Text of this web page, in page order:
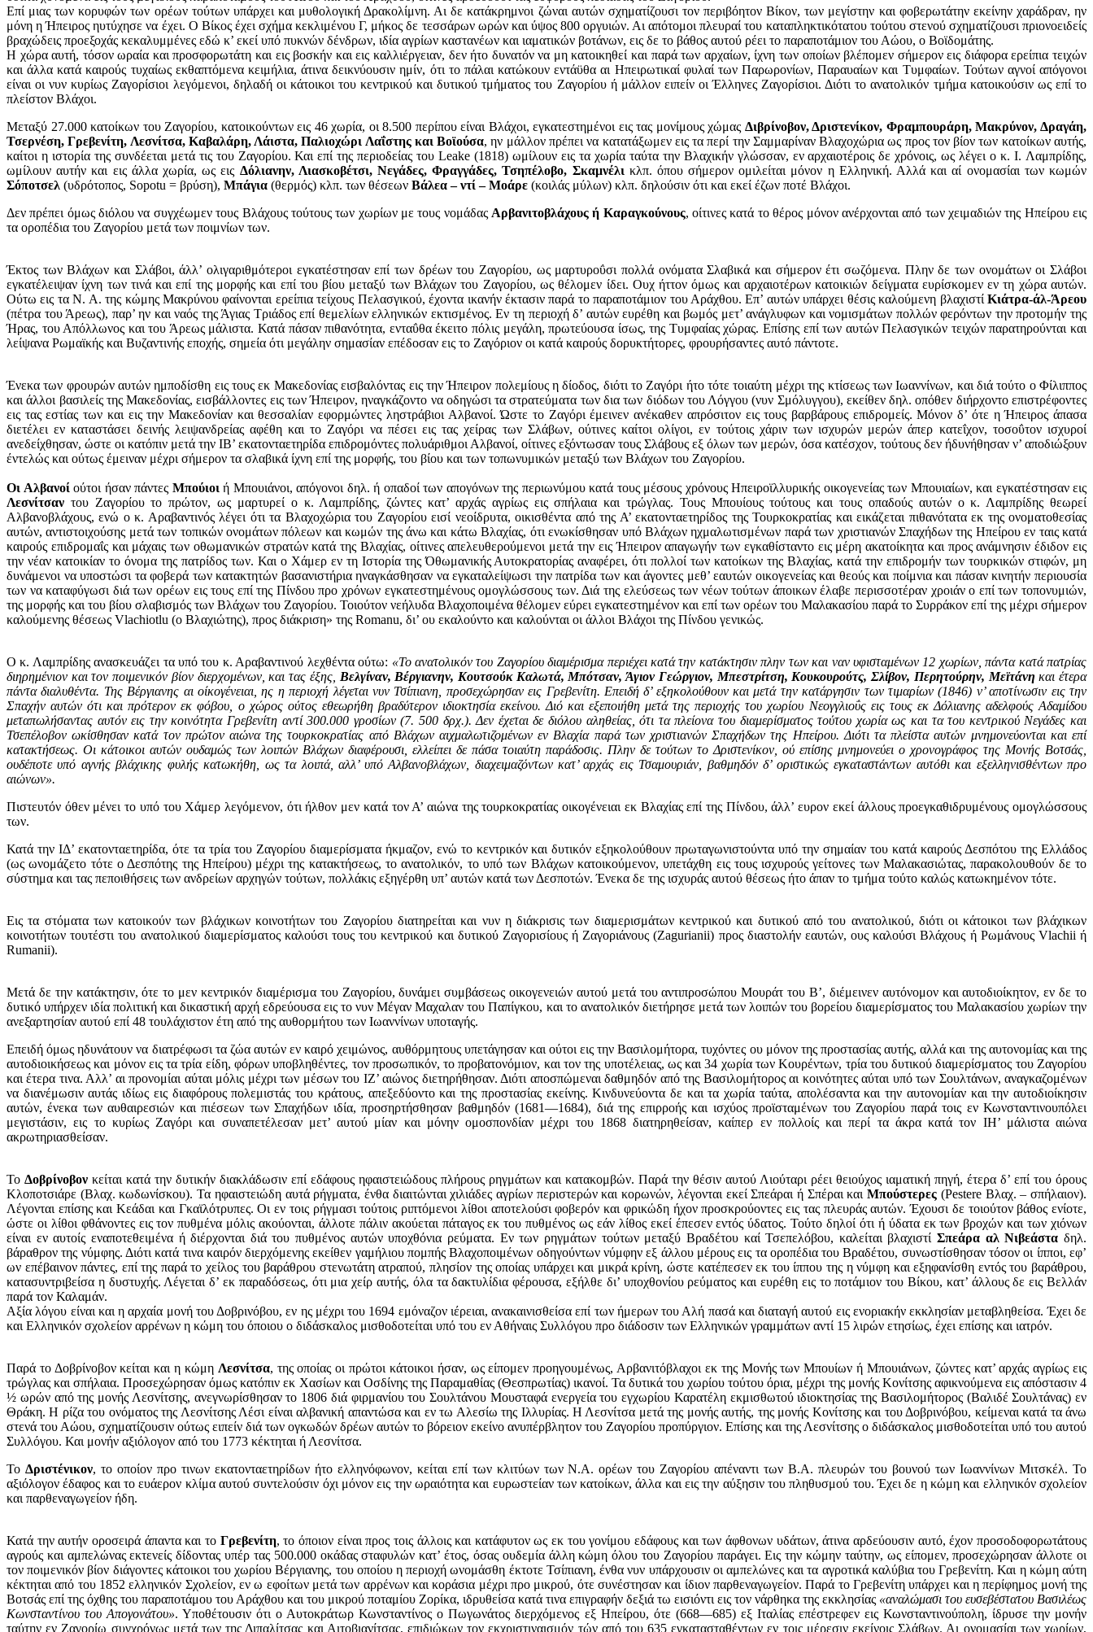
Επί μιας των κορυφών των ορέων τούτων υπάρχει και μυθολογική Δρακολίμνη. Αι δε κατάκρημνοι ζώναι αυτών σχηματίζουσι τον περιβόητον Βίκον, των μεγίστην και φοβερωτάτην εκείνην χαράδραν, ην
μόνη η Ήπειρος ηυτύχησε να έχει. Ο Βίκος έχει σχήμα κεκλιμένου Γ, μήκος δε τεσσάρων ωρών και ύψος 800 οργυιών. Αι απότομοι πλευραί του καταπληκτικότατου τούτου στενού σχηματίζουσι πριονοειδείς
βραχώδεις προεξοχάς κεκαλυμμένες εδώ κ’ εκεί υπό πυκνών δένδρων, ιδία αγρίων καστανέων και ιαματικών βοτάνων, εις δε το βάθος αυτού ρέει το παραποτάμιον του Αώου, ο Βοϊδομάτης.
Η χώρα αυτή, τόσον ωραία και προσφορωτάτη και εις βοσκήν και εις καλλιέργειαν, δεν ήτο δυνατόν να μη κατοικηθεί και παρά των αρχαίων, ίχνη των οποίων βλέπομεν σήμερον εις διάφορα ερείπια τειχών
και άλλα κατά καιρούς τυχαίως εκθαπτόμενα κειμήλια, άτινα δεικνύουσιν ημίν, ότι το πάλαι κατώκουν εντάϋθα αι Ηπειρωτικαί φυλαί των Παρωρονίων, Παραυαίων και Τυμφαίων. Τούτων αγνοί απόγονοι
είναι οι νυν κυρίως Ζαγορίσιοι λεγόμενοι, δηλαδή οι κάτοικοι του κεντρικού και δυτικού τμήματος του Ζαγορίου ή μάλλον ειπείν οι Έλληνες Ζαγορίσιοι. Διότι το ανατολικόν τμήμα κατοικούσιν ως επί το
πλείστον Βλάχοι.
Μεταξύ 27.000 κατοίκων του Ζαγορίου, κατοικούντων εις 46 χωρία, οι 8.500 περίπου είναι Βλάχοι, εγκατεστημένοι εις τας μονίμους χώμας Διβρίνοβον, Δριστενίκον, Φραμπουράρη, Μακρύνον, Δραγάη,
Τσερνέση, Γρεβενίτη, Λεσνίτσα, Καβαλάρη, Λάιστα, Παλιοχώρι Λαΐστης και Βοϊούσα, ην μάλλον πρέπει να κατατάξωμεν εις τα περί την Σαμμαρίναν Βλαχοχώρια ως προς τον βίον των κατοίκων αυτής,
καίτοι η ιστορία της συνδέεται μετά τις του Ζαγορίου. Και επί της περιοδείας του Leake (1818) ωμίλουν εις τα χωρία ταύτα την Βλαχικήν γλώσσαν, εν αρχαιοτέροις δε χρόνοις, ως λέγει ο κ. I. Λαμπρίδης,
ωμίλουν αυτήν και εις άλλα χωρία, ως εις Δόλιανην, Λιασκοβέτσι, Νεγάδες, Φραγγάδες, Τσηπέλοβο, Σκαμνέλι κλπ. όπου σήμερον ομιλείται μόνον η Ελληνική. Αλλά και αί ονομασίαι των κωμών
Σόποτσελ (υδρότοπος, Sopotu = βρύση), Μπάγια (θερμός) κλπ. των θέσεων Βάλεα – ντί – Μοάρε (κοιλάς μύλων) κλπ. δηλούσιν ότι και εκεί έζων ποτέ Βλάχοι.
Δεν πρέπει όμως διόλου να συγχέωμεν τους Βλάχους τούτους των χωρίων με τους νομάδας Αρβανιτοβλάχους ή Καραγκούνους, οίτινες κατά το θέρος μόνον ανέρχονται από των χειμαδιών της Ηπείρου εις
τα οροπέδια του Ζαγορίου μετά των ποιμνίων των.
Έκτος των Βλάχων και Σλάβοι, άλλ’ ολιγαριθμότεροι εγκατέστησαν επί των δρέων του Ζαγορίου, ως μαρτυροΰσι πολλά ονόματα Σλαβικά και σήμερον έτι σωζόμενα. Πλην δε των ονομάτων οι Σλάβοι
εγκατέλειψαν ίχνη των τινά και επί της μορφής και επί του βίου μεταξύ των Βλάχων του Ζαγορίου, ως θέλομεν ίδει. Ουχ ήττον όμως και αρχαιοτέρων κατοικιών δείγματα ευρίσκομεν εν τη χώρα αυτών.
Ούτω εις τα Ν. Α. της κώμης Μακρύνου φαίνονται ερείπια τείχους Πελασγικού, έχοντα ικανήν έκτασιν παρά το παραποτάμιον του Αράχθου. Επ’ αυτών υπάρχει θέσις καλούμενη βλαχιστί Κιάτρα-άλ-Άρεου
(πέτρα του Άρεως), παρ’ ην και ναός της Άγιας Τριάδος επί θεμελίων ελληνικών εκτισμένος. Εν τη περιοχή δ’ αυτών ευρέθη και βωμός μετ’ ανάγλυφων και νομισμάτων πολλών φερόντων την προτομήν της
Ήρας, του Απόλλωνος και του Άρεως μάλιστα. Κατά πάσαν πιθανότητα, ενταΰθα έκειτο πόλις μεγάλη, πρωτεύουσα ίσως, της Τυμφαίας χώρας. Επίσης επί των αυτών Πελασγικών τειχών παρατηρούνται και
λείψανα Ρωμαϊκής και Βυζαντινής εποχής, σημεία ότι μεγάλην σημασίαν επέδοσαν εις το Ζαγόριον οι κατά καιρούς δορυκτήτορες, φρουρήσαντες αυτό πάντοτε.
Ένεκα των φρουρών αυτών ημποδίσθη εις τους εκ Μακεδονίας εισβαλόντας εις την Ήπειρον πολεμίους η δίοδος, διότι το Ζαγόρι ήτο τότε τοιαύτη μέχρι της κτίσεως των Ιωαννίνων, και διά τούτο ο Φίλιππος
και άλλοι βασιλείς της Μακεδονίας, εισβάλλοντες εις των Ήπειρον, ηναγκάζοντο να οδηγώσι τα στρατεύματα των δια των διόδων του Λόγγου (νυν Σμόλυγγου), εκείθεν δηλ. οπόθεν διήρχοντο επιστρέφοντες
εις τας εστίας των και εις την Μακεδονίαν και θεσσαλίαν εφορμώντες ληστράβιοι Αλβανοί. Ώστε το Ζαγόρι έμεινεν ανέκαθεν απρόσιτον εις τους βαρβάρους επιδρομείς. Μόνον δ’ ότε η Ήπειρος άπασα
διετέλει εν καταστάσει δεινής λειψανδρείας αφέθη και το Ζαγόρι να πέσει εις τας χείρας των Σλάβων, ούτινες καίτοι ολίγοι, εν τούτοις χάριν των ισχυρών μερών άπερ κατεΐχον, τοσοΰτον ισχυροί
ανεδείχθησαν, ώστε οι κατόπιν μετά την IB’ εκατονταετηρίδα επιδρομόντες πολυάριθμοι Αλβανοί, οίτινες εξόντωσαν τους Σλάβους εξ όλων των μερών, όσα κατέσχον, τούτους δεν ήδυνήθησαν ν’ αποδιώξουν
έντελώς και ούτως έμειναν μέχρι σήμερον τα σλαβικά ίχνη επί της μορφής, του βίου και των τοπωνυμικών μεταξύ των Βλάχων του Ζαγορίου.
Οι Αλβανοί ούτοι ήσαν πάντες Μπούιοι ή Μπουιάνοι, απόγονοι δηλ. ή οπαδοί των απογόνων της περιωνύμου κατά τους μέσους χρόνους Ηπειροϊλλυρικής οικογενείας των Μπουιαίων, και εγκατέστησαν εις
Λεσνίτσαν του Ζαγορίου το πρώτον, ως μαρτυρεί ο κ. Λαμπρίδης, ζώντες κατ’ αρχάς αγρίως εις σπήλαια και τρώγλας. Τους Μπουίους τούτους και τους οπαδούς αυτών ο κ. Λαμπρίδης θεωρεί
Αλβανοβλάχους, ενώ ο κ. Αραβαντινός λέγει ότι τα Βλαχοχώρια του Ζαγορίου εισί νεοίδρυτα, οικισθέντα από της Α’ εκατονταετηρίδος της Τουρκοκρατίας και εικάζεται πιθανότατα εκ της ονοματοθεσίας
αυτών, αντιστοιχούσης μετά των τοπικών ονομάτων πόλεων και κωμών της άνω και κάτω Βλαχίας, ότι ενωκίσθησαν υπό Βλάχων ηχμαλωτισμένων παρά των χριστιανών Σπαχήδων της Ηπείρου εν ταις κατά
καιρούς επιδρομαΐς και μάχαις των οθωμανικών στρατών κατά της Βλαχίας, οίτινες απελευθερούμενοι μετά την εις Ήπειρον απαγωγήν των εγκαθίσταντο εις μέρη ακατοίκητα και προς ανάμνησιν έδιδον εις
την νέαν κατοικίαν το όνομα της πατρίδος των. Και ο Χάμερ εν τη Ιστορία της Όθωμανικής Αυτοκρατορίας αναφέρει, ότι πολλοί των κατοίκων της Βλαχίας, κατά την επιδρομήν των τουρκικών στιφών, μη
δυνάμενοι να υποστώσι τα φοβερά των κατακτητών βασανιστήρια ηναγκάσθησαν να εγκαταλείψωσι την πατρίδα των και άγοντες μεθ’ εαυτών οικογενείας και θεούς και ποίμνια και πάσαν κινητήν περιουσία
των να καταφύγωσι διά των ορέων εις τους επί της Πίνδου προ χρόνων εγκατεστημένους ομογλώσσους των. Διά της ελεύσεως των νέων τούτων άποικων έλαβε περισσοτέραν χροιάν ο επί των τοπονυμιών,
της μορφής και του βίου σλαβισμός των Βλάχων του Ζαγορίου. Τοιούτον νεήλυδα Βλαχοποιμένα θέλομεν εύρει εγκατεστημένον και επί των ορέων του Μαλακασίου παρά το Συρράκον επί της μέχρι σήμερον
καλούμενης θέσεως Vlachiotlu (ο Βλαχιώτης), προς διάκριση» της Romanu, δι’ ου εκαλούντο και καλούνται οι άλλοι Βλάχοι της Πίνδου γενικώς.
Ο κ. Λαμπρίδης ανασκευάζει τα υπό του κ. Αραβαντινού λεχθέντα ούτω: «Το ανατολικόν του Ζαγορίου διαμέρισμα περιέχει κατά την κατάκτησιν πλην των και ναν υφισταμένων 12 χωρίων, πάντα κατά πατρίας
διηρημένιον και τον ποιμενικόν βίον διερχομένων, και τας έξης, Βελγίναν, Βέργιανην, Κουτσούκ Καλωτά, Μπότσαν, Άγιον Γεώργιον, Μπεστρίτση, Κουκουρούτς, Σλίβον, Περητούρην, Μεϊτάνη και έτερα
πάντα διαλυθέντα. Της Βέργιανης αι οίκογένειαι, ης η περιοχή λέγεται νυν Τσίπιανη, προσεχώρησαν εις Γρεβενίτη. Επειδή δ’ εξηκολούθουν και μετά την κατάργησιν των τιμαρίων (1846) ν’ αποτίνωσιν εις την
Σπαχήν αυτών ότι και πρότερον εκ φόβου, ο χώρος ούτος εθεωρήθη βραδύτερον ιδιοκτησία εκείνου. Διό και εξεποιήθη μετά της περιοχής του χωρίου Νεογγλιοΰς εις τους εκ Δόλιανης αδελφούς Αδαμίδου
μεταπωλήσαντας αυτόν εις την κοινότητα Γρεβενίτη αντί 300.000 γροσίων (7. 500 δρχ.). Δεν έχεται δε διόλου αληθείας, ότι τα πλείονα του διαμερίσματος τούτου χωρία ως και τα του κεντρικού Νεγάδες και
Τσεπέλοβον ωκίσθησαν κατά τον πρώτον αιώνα της τουρκοκρατίας από Βλάχων αιχμαλωτιζομένων εν Βλαχία παρά των χριστιανών Σπαχήδων της Ηπείρου. Διότι τα πλείστα αυτών μνημονεύονται και επί
κατακτήσεως. Οι κάτοικοι αυτών ουδαμώς των λοιπών Βλάχων διαφέρουσι, ελλείπει δε πάσα τοιαύτη παράδοσις. Πλην δε τούτων το Δριστενίκον, ού επίσης μνημονεύει ο χρονογράφος της Μονής Βοτσάς,
ουδέποτε υπό αγνής βλάχικης φυλής κατωκήθη, ως τα λοιπά, αλλ’ υπό Αλβανοβλάχων, διαχειμαζόντων κατ’ αρχάς εις Τσαμουριάν, βαθμηδόν δ’ οριστικώς εγκαταστάντων αυτόθι και εξελληνισθέντων προ
αιώνων».
Πιστευτόν όθεν μένει το υπό του Χάμερ λεγόμενον, ότι ήλθον μεν κατά τον Α’ αιώνα της τουρκοκρατίας οικογένειαι εκ Βλαχίας επί της Πίνδου, άλλ’ ευρον εκεί άλλους προεγκαθιδρυμένους ομογλώσσους
των.
Κατά την ΙΔ’ εκατονταετηρίδα, ότε τα τρία του Ζαγορίου διαμερίσματα ήκμαζον, ενώ το κεντρικόν και δυτικόν εξηκολούθουν πρωταγωνιστούντα υπό την σημαίαν του κατά καιρούς Δεσπότου της Ελλάδος
(ως ωνομάζετο τότε ο Δεσπότης της Ηπείρου) μέχρι της κατακτήσεως, το ανατολικόν, το υπό των Βλάχων κατοικούμενον, υπετάχθη εις τους ισχυρούς γείτονες των Μαλακασιώτας, παρακολουθούν δε το
σύστημα και τας πεποιθήσεις των ανδρείων αρχηγών τούτων, πολλάκις εξηγέρθη υπ’ αυτών κατά των Δεσποτών. Ένεκα δε της ισχυράς αυτού θέσεως ήτο άπαν το τμήμα τούτο καλώς κατωκημένον τότε.
Εις τα στόματα των κατοικούν των βλάχικων κοινοτήτων του Ζαγορίου διατηρείται και νυν η διάκρισις των διαμερισμάτων κεντρικού και δυτικού από του ανατολικού, διότι οι κάτοικοι των βλάχικων
κοινοτήτων τουτέστι του ανατολικού διαμερίσματος καλούσι τους του κεντρικού και δυτικού Ζαγορισίους ή Ζαγοριάνους (Zagurianii) προς διαστολήν εαυτών, ους καλούσι Βλάχους ή Ρωμάνους Vlachii ή
Rumanii).
Μετά δε την κατάκτησιν, ότε το μεν κεντρικόν διαμέρισμα του Ζαγορίου, δυνάμει συμβάσεως οικογενειών αυτού μετά του αντιπροσώπου Μουράτ του Β’, διέμεινεν αυτόνομον και αυτοδιοίκητον, εν δε το
δυτικό υπήρχεν ιδία πολιτική και δικαστική αρχή εδρεύουσα εις το νυν Μέγαν Μαχαλαν του Παπίγκου, και το ανατολικόν διετήρησε μετά των λοιπών του βορείου διαμερίσματος του Μαλακασίου χωρίων την
ανεξαρτησίαν αυτού επί 48 τουλάχιστον έτη από της αυθορμήτου των Ιωαννίνων υποταγής.
Επειδή όμως ηδυνάτουν να διατρέφωσι τα ζώα αυτών εν καιρό χειμώνος, αυθόρμητους υπετάγησαν και ούτοι εις την Βασιλομήτορα, τυχόντες ου μόνον της προστασίας αυτής, αλλά και της αυτονομίας και της
αυτοδιοικήσεως και μόνον εις τα τρία είδη, φόρων υποβληθέντες, τον προσωπικόν, το προβατονόμιον, και τον της υποτέλειας, ως και 34 χωρία των Κουρέντων, τρία του δυτικού διαμερίσματος του Ζαγορίου
και έτερα τινα. Αλλ’ αι προνομίαι αύται μόλις μέχρι των μέσων του ΙΖ’ αιώνος διετηρήθησαν. Διότι αποσπώμεναι δαθμηδόν από της Βασιλομήτορος αι κοινότητες αύται υπό των Σουλτάνων, αναγκαζομένων
να διανέμωσιν αυτάς ιδίως εις διαφόρους πολεμιστάς του κράτους, απεξεδύοντο και της προστασίας εκείνης. Κινδυνεύοντα δε και τα χωρία ταύτα, απολέσαντα και την αυτονομίαν και την αυτοδιοίκησιν
αυτών, ένεκα των αυθαιρεσιών και πιέσεων των Σπαχήδων ιδία, προσηρτήσθησαν βαθμηδόν (1681—1684), διά της επιρροής και ισχύος προϊσταμένων του Ζαγορίου παρά τοις εν Κωνσταντινουπόλει
μεγιστάσιν, εις το κυρίως Ζαγόρι και συναπετέλεσαν μετ’ αυτού μίαν και μόνην ομοσπονδίαν μέχρι του 1868 διατηρηθείσαν, καίπερ εν πολλοίς και περί τα άκρα κατά τον ΙΗ’ μάλιστα αιώνα
ακρωτηριασθείσαν.
Το Δοβρίνοβον κείται κατά την δυτικήν διακλάδωσιν επί εδάφους ηφαιστειώδους πλήρους ρηγμάτων και κατακομβών. Παρά την θέσιν αυτού Λιούταρι ρέει θειούχος ιαματική πηγή, έτερα δ’ επί του όρους
Κλοποτσιάρε (Βλαχ. κωδωνίσκου). Τα ηφαιστειώδη αυτά ρήγματα, ένθα διαιτώνται χιλιάδες αγρίων περιστερών και κορωνών, λέγονται εκεί Σπεάραι ή Σπέραι καιΜπούστερες (Pestere Βλαχ. – σπήλαιον).
Λέγονται επίσης και Κεάδαι και Γκαϊλότρυπες. Οι εν τοις ρήγμασι τούτοις ριπτόμενοι λίθοι αποτελούσι φοβερόν και φρικώδη ήχον προσκρούοντες εις τας πλευράς αυτών. Έχουσι δε τοιούτον βάθος ενίοτε,
ώστε οι λίθοι φθάνοντες εις τον πυθμένα μόλις ακούονται, άλλοτε πάλιν ακούεται πάταγος εκ του πυθμένος ως εάν λίθος εκεί έπεσεν εντός ύδατος. Τούτο δηλοί ότι ή ύδατα εκ των βροχών και των χιόνων
είναι εν αυτοίς εναποτεθειμένα ή διέρχονται διά του πυθμένος αυτών υποχθόνια ρεύματα. Εν των ρηγμάτων τούτων μεταξύ Βραδέτου καί Τσεπελόβου, καλείται βλαχιστίΣπεάρα αλ Νιβεάστα δηλ.
βάραθρον της νύμφης. Διότι κατά τινα καιρόν διερχόμενης εκείθεν γαμήλιου πομπής Βλαχοποιμένων οδηγούντων νύμφην εξ άλλου μέρους εις τα οροπέδια του Βραδέτου, συνωστίσθησαν τόσον οι ίπποι, εφ’
ων επέβαινον πάντες, επί της παρά το χείλος του βαράθρου στενωτάτη ατραπού, πλησίον της οποίας υπάρχει και μικρά κρίνη, ώστε κατέπεσεν εκ του ίππου της η νύμφη και εξηφανίσθη εντός του βαράθρου,
κατασυντριβείσα η δυστυχής. Λέγεται δ’ εκ παραδόσεως, ότι μια χείρ αυτής, όλα τα δακτυλίδια φέρουσα, εξήλθε δι’ υποχθονίου ρεύματος και ευρέθη εις το ποτάμιον του Βίκου, κατ’ άλλους δε εις Βελλάν
παρά τον Καλαμάν.
Αξία λόγου είναι και η αρχαία μονή του Δοβρινόβου, εν ης μέχρι του 1694 εμόναζον ιέρειαι, ανακαινισθείσα επί των ήμερων του Αλή πασά και διαταγή αυτού εις ενοριακήν εκκλησίαν μεταβληθείσα. Έχει δε
και Ελληνικόν σχολείον αρρένων η κώμη του όποιου ο διδάσκαλος μισθοδοτείται υπό του εν Αθήναις Συλλόγου προ διάδοσιν των Ελληνικών γραμμάτων αντί 15 λιρών ετησίως, έχει επίσης και ιατρόν.
Παρά το Δοβρίνοβον κείται και η κώμη Λεσνίτσα, της οποίας οι πρώτοι κάτοικοι ήσαν, ως είπομεν προηγουμένως, Αρβανιτόβλαχοι εκ της Μονής των Μπουίων ή Μπουιάνων, ζώντες κατ’ αρχάς αγρίως εις
τρώγλας και σπήλαια. Προσεχώρησαν όμως κατόπιν εκ Χασίων και Οσδίνης της Παραμαθίας (Θεσπρωτίας) ικανοί. Τα δυτικά του χωρίου τούτου όρια, μέχρι της μονής Κονίτσης αφικνούμενα εις απόστασιν 4
½ ωρών από της μονής Λεσνίτσης, ανεγνωρίσθησαν το 1806 διά φιρμανίου του Σουλτάνου Μουσταφά ενεργεία του εγχωρίου Καρατέλη εκμισθωτού ιδιοκτησίας της Βασιλομήτορος (Βαλιδέ Σουλτάνας) εν
Θράκη. Η ρίζα του ονόματος της Λεσνίτσης Λέσι είναι αλβανική απαντώσα και εν τω Αλεσίω της Ιλλυρίας. Η Λεσνίτσα μετά της μονής αυτής, της μονής Κονίτσης και του Δοβρινόβου, κείμεναι κατά τα άνω
στενά του Αώου, σχηματίζουσιν ούτως ειπείν διά των ογκωδών δρέων αυτών το βόρειον εκείνο ανυπέρβλητον του Ζαγορίου προπύργιον. Επίσης και της Λεσνίτσης ο διδάσκαλος μισθοδοτείται υπό του αυτού
Συλλόγου. Και μονήν αξιόλογον από του 1773 κέκτηται ή Λεσνίτσα.
Το Δριστένικον, το οποίον προ τινων εκατονταετηρίδων ήτο ελληνόφωνον, κείται επί των κλιτύων των Ν.Α. ορέων του Ζαγορίου απέναντι των Β.Α. πλευρών του βουνού των Ιωαννίνων Μιτσκέλ. Το
αξιόλογον έδαφος και το ευάερον κλίμα αυτού συντελούσιν όχι μόνον εις την ωραιότητα και ευρωστείαν των κατοίκων, άλλα και εις την αύξησιν του πληθυσμού του. Έχει δε η κώμη και ελληνικόν σχολείον
και παρθεναγωγείον ήδη.
Κατά την αυτήν οροσειρά άπαντα και το Γρεβενίτη, το όποιον είναι προς τοις άλλοις και κατάφυτον ως εκ του γονίμου εδάφους και των άφθονων υδάτων, άτινα αρδεύουσιν αυτό, έχον προσοδοφορωτάτους
αγρούς και αμπελώνας εκτενείς δίδοντας υπέρ τας 500.000 οκάδας σταφυλών κατ’ έτος, όσας ουδεμία άλλη κώμη όλου του Ζαγορίου παράγει. Εις την κώμην ταύτην, ως είπομεν, προσεχώρησαν άλλοτε οι
τον ποιμενικόν βίον διάγοντες κάτοικοι του χωρίου Βέργιανης, του οποίου η περιοχή ωνομάσθη έκτοτε Τσίπιανη, ένθα νυν υπάρχουσιν οι αμπελώνες και τα αγροτικά καλύβια του Γρεβενίτη. Και η κώμη αύτη
κέκτηται από του 1852 ελληνικόν Σχολείον, εν ω εφοίτων μετά των αρρένων και κοράσια μέχρι προ μικρού, ότε συνέστησαν και ίδιον παρθεναγωγείον. Παρά το Γρεβενίτη υπάρχει και η περίφημος μονή της
Βοτσάς επί της όχθης του παραποτάμου του Αράχθου και του μικρού ποταμίου Ζορίκα, ιδρυθείσα κατά τινα επιγραφήν δεξιά τω εισιόντι εις τον νάρθηκα της εκκλησίας «αναλώμασι του ευσεβέστατου Βασιλέως
Κωνσταντίνου του Απογονάτου». Υποθέτουσιν ότι ο Αυτοκράτωρ Κωνσταντίνος ο Πωγωνάτος διερχόμενος εξ Ηπείρου, ότε (668—685) εξ Ιταλίας επέστρεφεν εις Κωνσταντινούπολη, ίδρυσε την μονήν
ταύτην εν Ζαγορίω συγχρόνως μετά των της Διπαλίτσας και Αιτοβιανίτσας, επιδιώκων τον εκχριστιναισμόν τών από του 635 εγκατασταθέντων εν τοις μέρεσιν εκείνοις Σλάβων. Αι ονομασίαι των χωρίων,